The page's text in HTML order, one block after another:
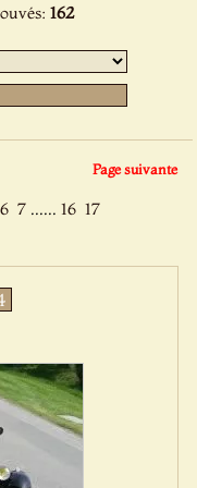
162
Page suivante
6 7 ...... 16 17